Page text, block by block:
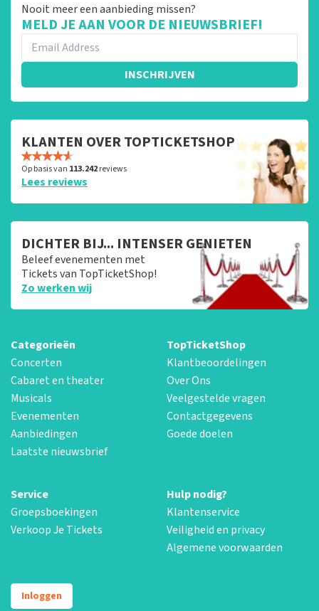
Nooit meer een aanbieding missen?
MELD JE AAN VOOR DE NIEUWSBRIEF!
INSCHRIJVEN
KLANTEN OVER TOPTICKETSHOP
Op basis van 113.242reviews
Lees reviews
DICHTER BIJ... INTENSER GENIETEN
Beleef evenementen met
Tickets van TopTicketShop!
Zo werken wij
Categorieën
Concerten
Cabaret en theater
Musicals
Evenementen
Aanbiedingen
Laatste nieuwsbrief
TopTicketShop
Klantbeoordelingen
Over Ons
Veelgestelde vragen
Contactgegevens
Goede doelen
Service
Groepsboekingen
Verkoop Je Tickets
Hulp nodig?
Klantenservice
Veiligheid en privacy
Algemene voorwaarden
Inloggen